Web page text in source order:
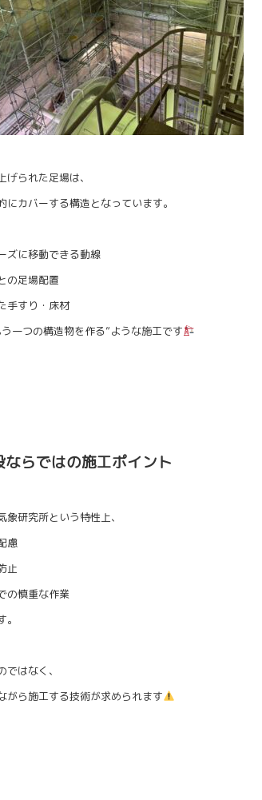
られた足場は、
にカバーする構造となっています。
ズに移動できる動線
の足場配置
手すり・床材
一つの構造物を作る”ような施工です
ならではの施工ポイント
象研究所という特性上、
慮
止
の慎重な作業
はなく、
がら施工する技術が求められます